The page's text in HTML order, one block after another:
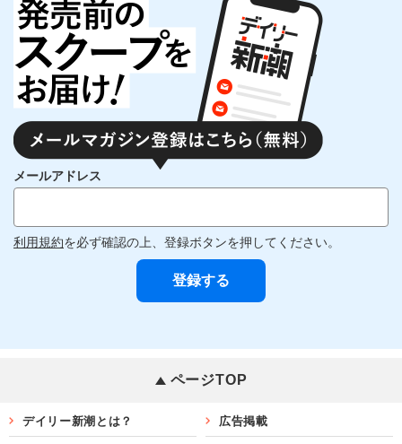
メールアドレス
利用規約を必ず確認の上、登録ボタンを押してください。
ページTOP
デイリー新潮とは？ 広告掲載